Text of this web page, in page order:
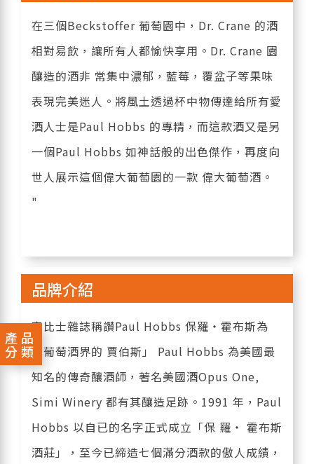
產品
分類
在三個Beckstoffer 葡萄園中，Dr. Crane 的酒
相對易飲，讓所有人都愉快享用。Dr. Crane 園
釀造的酒非 常集中濃郁，藍莓，覆盆子等果味
表現完美迷人。將風土透過杯中物傳達給所有愛
酒人士是Paul Hobbs 的專精，而這款酒又是另
一個Paul Hobbs 如神話般的出色傑作，再度向
世人展示這個偉大葡萄園的一款 偉大葡萄酒。
"
品牌介紹
富比士雜誌稱讚Paul Hobbs 保羅‧霍布斯為
「葡萄酒界的 賈伯斯」 Paul Hobbs 為美國最
知名的傳奇釀酒師，著名美國酒Opus One,
Simi Winery 都有其釀造足跡。1991 年，Paul
Hobbs 以自已的名字正式成立「保 羅‧ 霍布斯
酒莊」，至今已締造七個滿分酒款的傲人成績，